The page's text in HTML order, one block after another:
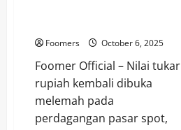
Foomers October 6, 2025
Foomer Official – Nilai tukar
rupiah kembali dibuka
melemah pada
perdagangan pasar spot,